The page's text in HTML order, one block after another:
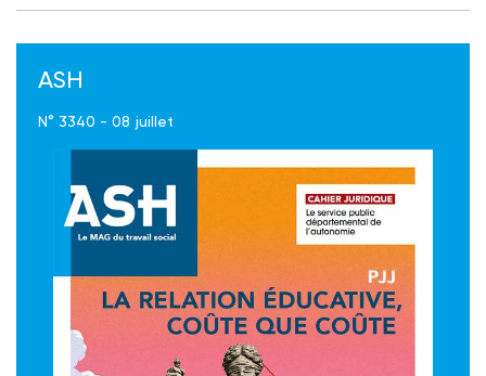
ASH
N° 3340 - 08 juillet